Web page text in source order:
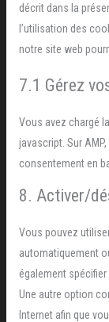
décrit dans la
l’utilisation des
notre site web
7.1 Gérez
Vous avez chargé
javascript. Sur
consentement en
8. Activer/
Vous pouvez
automatiquement
également
Une autre option
Internet afin que